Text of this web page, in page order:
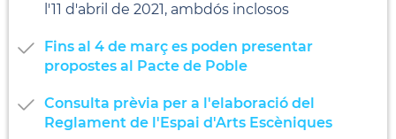
l'11 d'abril de 2021, ambdós inclosos
Fins al 4 de març es poden presentar
propostes al Pacte de Poble
Consulta prèvia per a l'elaboració del
Reglament de l'Espai d'Arts Escèniques